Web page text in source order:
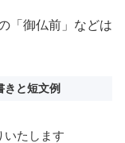
「御仏前」などは
きと短文例
いたします